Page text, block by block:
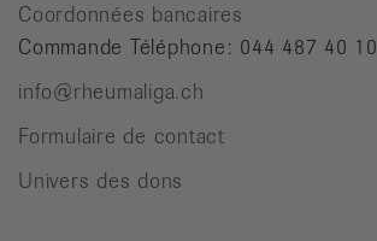
Coordonnées bancaires
Commande Téléphone: 044 487 40 10
info@rheumaliga.ch
Formulaire de contact
Univers des dons